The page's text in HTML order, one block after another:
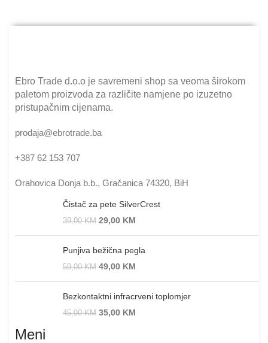
Ebro Trade d.o.o je savremeni shop sa veoma širokom
paletom proizvoda za različite namjene po izuzetno
pristupačnim cijenama.
prodaja@ebrotrade.ba
+387 62 153 707
Orahovica Donja b.b., Gračanica 74320, BiH
Čistač za pete SilverCrest
39,00KM 29,00 KM
Punjiva bežična pegla
59,00KM 49,00 KM
Bezkontaktni infracrveni toplomjer
45,00KM 35,00 KM
Meni